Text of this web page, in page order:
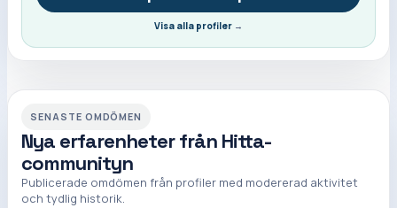
Visa alla profiler →
SENASTE OMDÖMEN
Nya erfarenheter från Hitta-
communityn
Publicerade omdömen från profiler med modererad aktivitet
och tydlig historik.